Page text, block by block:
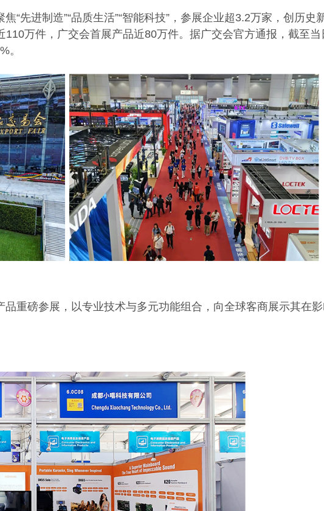
“先进制造”“品质生活”“智能科技”，参展企业超3.2万家，创历史
万件，广交会首展产品近80万件。 据广交会官方通报，截至
。
重磅参展，以专业技术与多元功能组合，向全球客商展示其在